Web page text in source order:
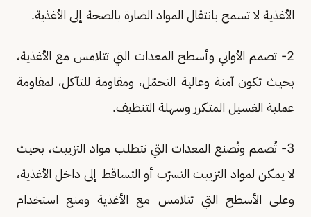
الأغذية لا تسمح بانتقال المواد الضارة بالصحة إلى الأغذية.
2- تصمم الأواني وأسطح المعدات التي تتلامس مع الأغذية،
بحيث تكون آمنة وعالية التحمّل، ومقاومة للتآكل، لمقاومة
عملية الغسيل المتكرر وسهلة التنظيف.
3- تُصمم وتُصنع المعدات التي تتطلب مواد التزييت، بحيث
لا يمكن لمواد التزييت التسرّب أو التساقط إلى داخل الأغذية،
وعلى الأسطح التي تتلامس مع الأغذية ومنع استخدام